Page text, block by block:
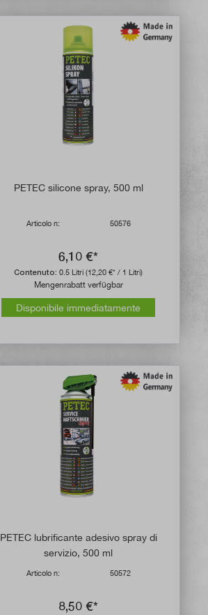
PETEC silicone spray, 500 ml
Articolo n: 50576
6,10 €*
Contenuto:0.5 Litri(12,20 €* / 1 Litri)
Mengenrabatt verfügbar
Disponibile immediatamente
PETEC lubrificante adesivo spray di
servizio, 500 ml
Articolo n: 50572
8,50 €*